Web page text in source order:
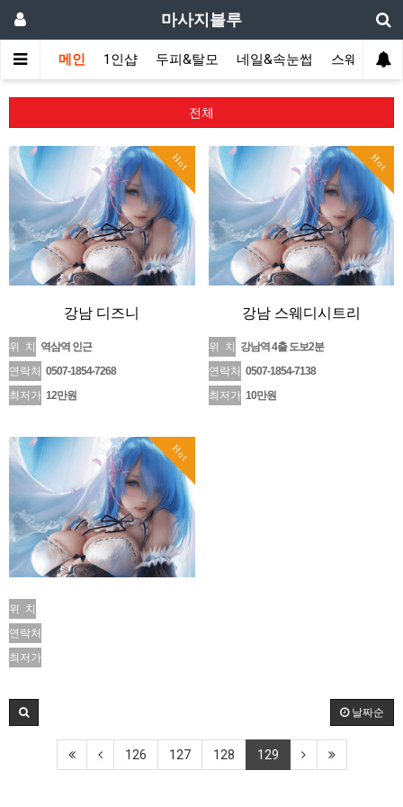
마사지블루
메인 1인샵 두피&탈모 네일&속눈썹 스웨디시(
전체
Hot
강남 디즈니
위 치
역삼역 인근
연락처 0507-1854-7268
최저가 12만원
Hot
강남 스웨디시트리
위 치
강남역 4출 도보2분
연락처 0507-1854-7138
최저가 10만원
Hot
위 치
연락처
최저가
날짜순
126 127 128 129